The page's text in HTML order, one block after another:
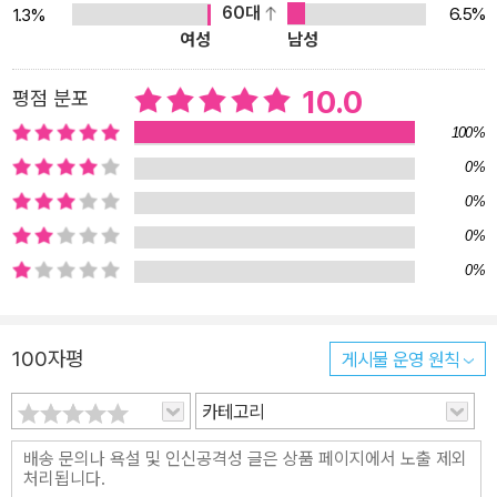
로운 장준하의 모습을 마주하게 된다. 중정이 녹취해 기록한 장준하
선생의 대중 연설 가운데 한 대목을 소개한다. 바로 1967년 4월 22
유세이다. 그는 이날 유세에서 박정희 정권의 실정과 탐욕을 신랄하
게 비판했다. 당시의 정치적 시대 상황과 장준하 선생의 거침없는 비
판과 분노를 고스란히 느낄 수 있다. “박정희 씨를 나는 믿을 수가 없
는 사람이요. 왜 박정희 씨를 믿을 수 없느냐? 사상이 없는 사람이요,
일본 군벌과 천왕에 충성을 다한 사람이요. 황도주의를 그렇게 좋아
하더니 하룻밤 사이에 남북으로 조국이 갈라지고 공산당의 조직이 강
하고 나드니 행정적 민주주의를 들고 나왔어요. 그러드니 행정적 민
주주의는 온데간데 없고 민족적 민주주의, 민족적 민주주의란 것은
우리 당의 정책위원장이신 부완혁 선생이 전번 선거 때 박정희 씨가
민족적 민주주의를 내세웠을 때 《사상계》에 민족적 민주주의라는 것
이 무엇이냐 하는 이야기를 썼어. 바로 전 소련 수상 흐루시초프가 아
1.3%
60대
6.5%
여성
남성
평점 분포 10.0
100%
0%
0%
0%
0%
100자평 게시물 운영 원칙
카테고리